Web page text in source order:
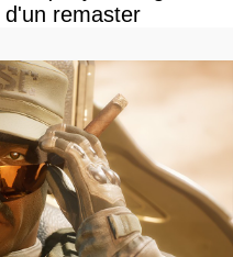
remaster